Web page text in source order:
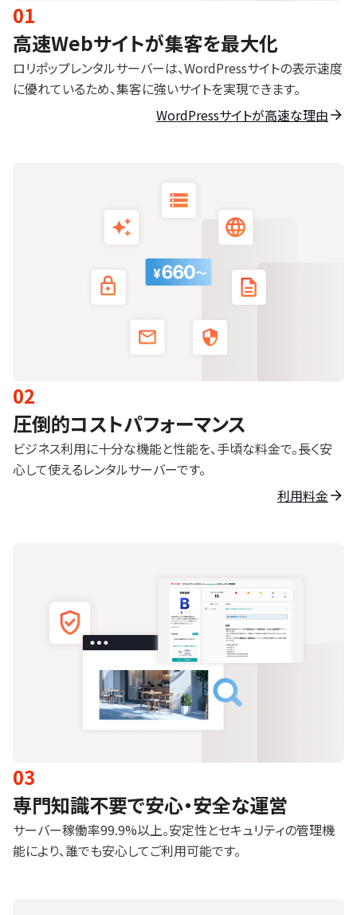
01
高速Webサイトが集客を最大化
ロリポップレンタルサーバーは、WordPressサイトの表示速度
に優れているため、集客に強いサイトを実現できます。
WordPressサイトが高速な理由
02
圧倒的コストパフォーマンス
ビジネス利用に十分な機能と性能を、手頃な料金で。長く安
心して使えるレンタルサーバーです。
利用料金
03
専門知識不要で安心・安全な運営
サーバー稼働率99.9%以上。安定性とセキュリティの管理機
能により、誰でも安心してご利用可能です。